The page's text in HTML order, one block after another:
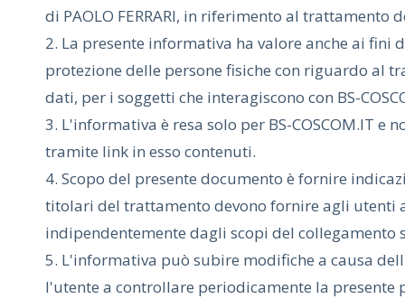
di PAOLO FERRARI, in riferimento al trattamento
2. La presente informativa ha valore anche ai fini
protezione delle persone fisiche con riguardo al
dati, per i soggetti che interagiscono con BS-
3. L'informativa è resa solo per BS-COSCOM.IT
tramite link in esso contenuti.
4. Scopo del presente documento è fornire
titolari del trattamento devono fornire agli utenti
indipendentemente dagli scopi del collegamento
5. L'informativa può subire modifiche a causa
l'utente a controllare periodicamente la presente